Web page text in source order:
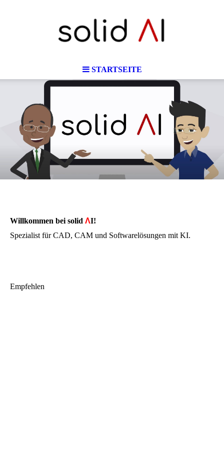
STARTSEITE
Willkommen bei solid ΛI!
Spezialist für CAD, CAM und Softwarelösungen mit KI.
Empfehlen